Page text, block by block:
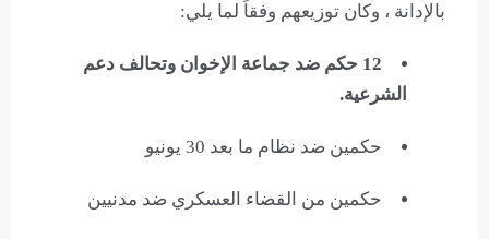
بالإدانة ، وكان توزيعهم وفقاً لما يلي:
12 حكم ضد جماعة الإخوان وتحالف دعم
الشرعية.
حكمين ضد نظام ما بعد 30 يونيو
حكمين من القضاء العسكري ضد مدنيين